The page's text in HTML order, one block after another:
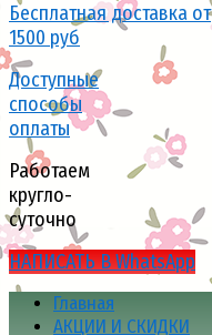
Бесплатная доставка от
1500 руб
Доступные
способы
оплаты
Работаем
кругло-
суточно
НАПИСАТЬ В WhatsApp
Главная
АКЦИИ И СКИДКИ